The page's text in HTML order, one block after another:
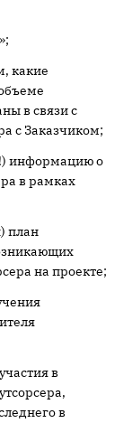
какие
в связи с
с Заказчиком;
информацию о
в рамках
план
на проекте;
в
в